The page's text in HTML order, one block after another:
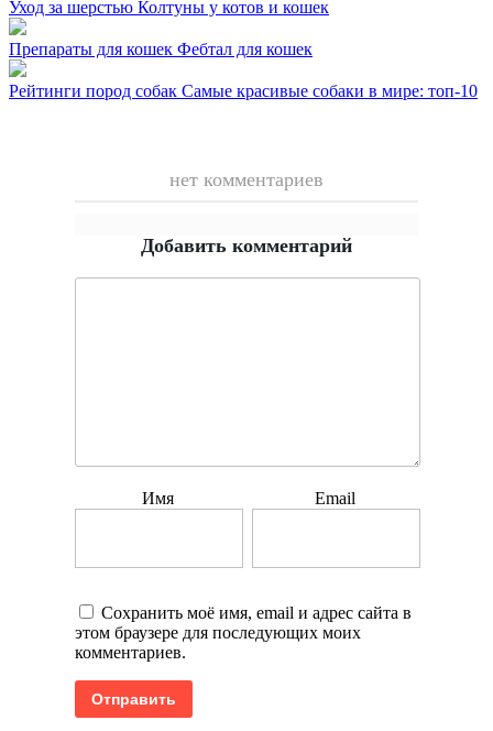
Уход за шерстью Колтуны у котов и кошек
Препараты для кошек Фебтал для кошек
Рейтинги пород собак Самые красивые собаки в мире: топ-10
нет комментариев
Добавить комментарий
Имя Email
Сохранить моё имя, email и адрес сайта в
этом браузере для последующих моих
комментариев.